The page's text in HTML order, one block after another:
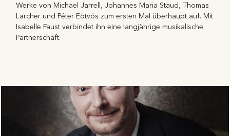
Werke von Michael Jarrell, Johannes Maria Staud, Thomas
Larcher und Péter Eötvös zum ersten Mal überhaupt auf. Mit
Isabelle Faust verbindet ihn eine langjährige musikalische
Partnerschaft.